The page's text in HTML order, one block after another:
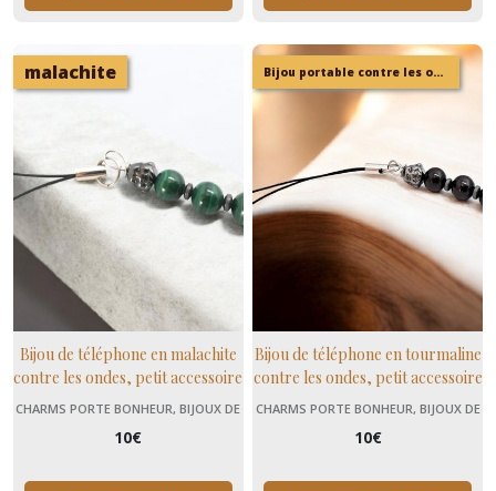
malachite
Bijou de téléphone en malachite
contre les ondes, petit accessoire
cadeau
CHARMS PORTE BONHEUR, BIJOUX DE
10€
Bijou portable contre les ondes
Bijou de téléphone en tourmaline
contre les ondes, petit accessoire
cadeau
CHARMS PORTE BONHEUR, BIJOUX DE
10€